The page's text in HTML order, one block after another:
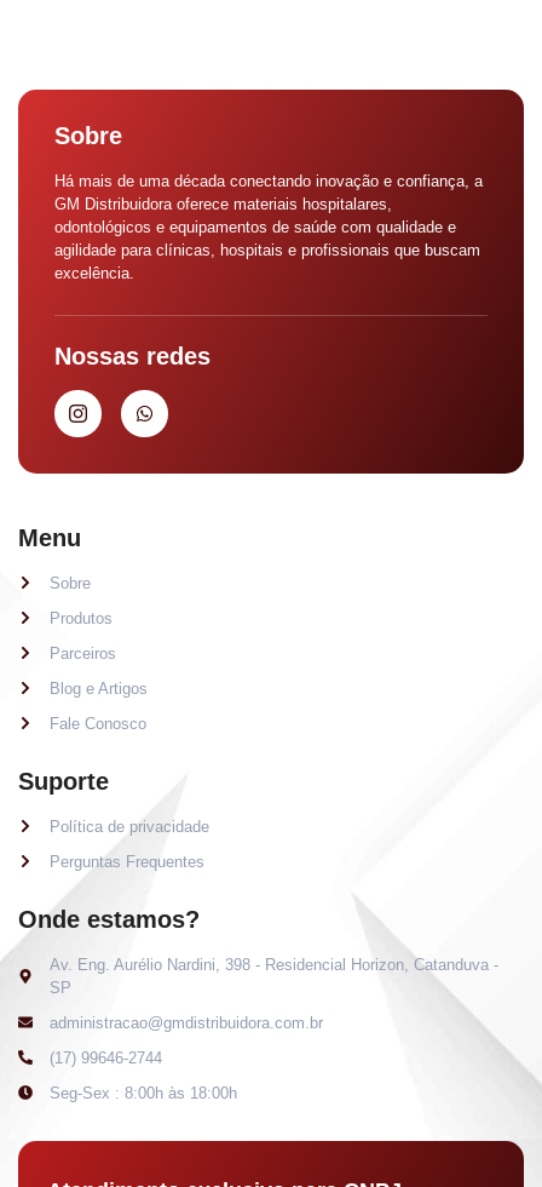
Sobre
Há mais de uma década conectando inovação e confiança, a
GM Distribuidora oferece materiais hospitalares,
odontológicos e equipamentos de saúde com qualidade e
agilidade para clínicas, hospitais e profissionais que buscam
excelência.
Nossas redes
Menu
Sobre
Produtos
Parceiros
Blog e Artigos
Fale Conosco
Suporte
Política de privacidade
Perguntas Frequentes
Onde estamos?
Av. Eng. Aurélio Nardini, 398 - Residencial Horizon, Catanduva -
SP
administracao@gmdistribuidora.com.br
(17) 99646-2744
Seg-Sex : 8:00h às 18:00h